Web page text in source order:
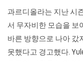
과르디올라는 지난 시
서 무자비한 모습을 보
바른 방향으로 나아 갔
못했다고 경고했다.